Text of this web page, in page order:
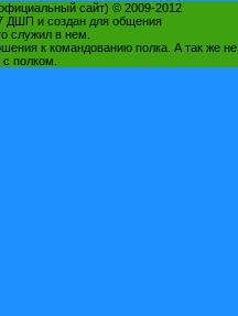
сайт) © 2009-2012
ДШП и создан для общения
служил в нем.
к командованию полка. А так же
с полком.